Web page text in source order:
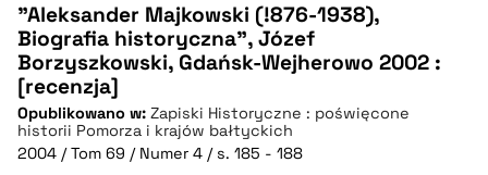
CZYSTY TEKST
pobierz cytat
"Aleksander Majkowski (!876-1938),
Biografia historyczna", Józef
Borzyszkowski, Gdańsk-Wejherowo 2002 :
[recenzja]
Opublikowano w: Zapiski Historyczne : poświęcone
historii Pomorza i krajów bałtyckich
2004 / Tom 69 / Numer 4 / s. 185 - 188